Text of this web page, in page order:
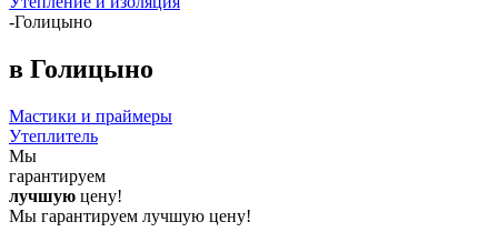
-Голицыно
в Голицыно
Мастики и праймеры
Утеплитель
Мы
гарантируем
лучшую цену!
Мы гарантируем лучшую цену!